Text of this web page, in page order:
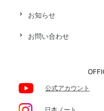
お知らせ
お問い合わせ
公式アカウント